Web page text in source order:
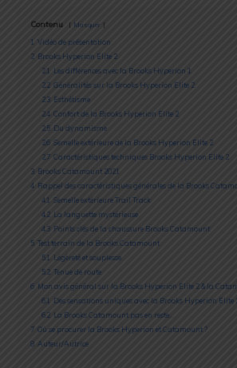
Contenu Masquer
1 Vidéo de présentation
2 Brooks Hyperion Elite 2
2.1
Les différences avec la Brooks Hyperion 1
2.2 Généralités sur la Brooks Hyperion Elite 2
2.3 Esthétisme
2.4 Confort de la Brooks Hyperion Elite 2
2.5 Du dynamisme
2.6 Semelle extérieure de la Brooks Hyperion Elite 2
2.7 Caractéristiques techniques Brooks Hyperion Elite 2
3 Brooks Catamount 2021
4 Rappel des caractéristiques générales de la Brooks
4.1 Semelle extérieure Trail Track
4.2 La languette mystérieuse
4.3 Points clés de la chaussure Brooks Catamount
5 Test terrain de la Brooks Catamount
5.1
Légèreté et souplesse
5.2 Tenue de route
6 Mon avis général sur la Brooks Hyperion Elite 2 & la
6.1
Des sensations uniques avec la Brooks Hyperion Elite
6.2 La Brooks Catamount pas en reste…
7 Où se procurer la Brooks Hyperion et Catamount ?
8 Auteur/Autrice